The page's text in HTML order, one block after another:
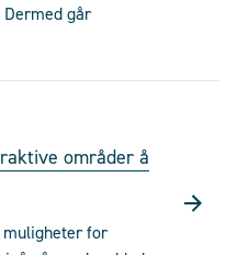
Dermed går
områder å
muligheter for